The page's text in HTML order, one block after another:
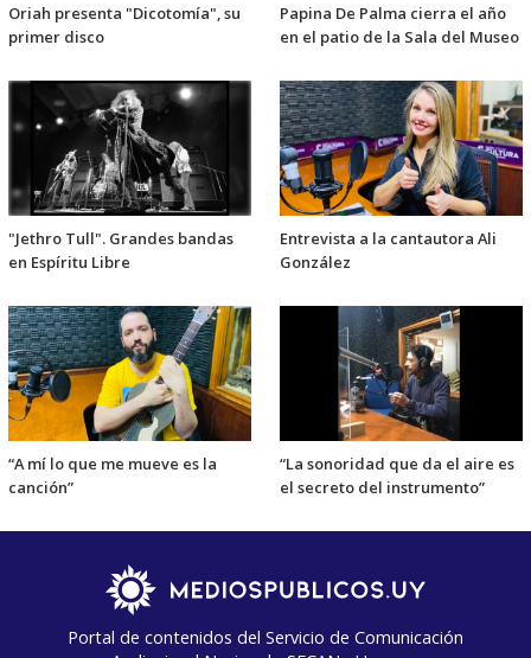
Oriah presenta "Dicotomía", su
primer disco
Papina De Palma cierra el año
en el patio de la Sala del Museo
"Jethro Tull". Grandes bandas
en Espíritu Libre
Entrevista a la cantautora Ali
González
“A mí lo que me mueve es la
canción”
“La sonoridad que da el aire es
el secreto del instrumento”
Portal de contenidos del Servicio de Comunicación